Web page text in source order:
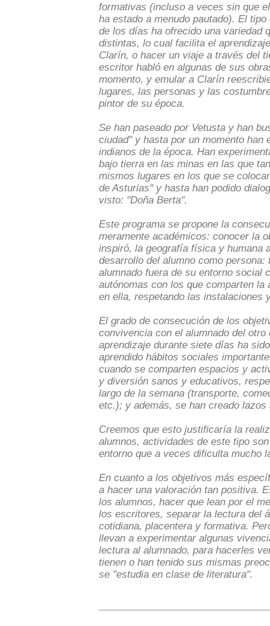
formativas (incluso a veces sin que
ha estado a menudo pautado). El
de los días ha ofrecido una variedad
distintas, lo cual facilita el
Clarín, o hacer un viaje a través del
escritor habló en algunas de sus
momento, y emular a Clarín
lugares, las personas y las
pintor de su época.
Se han paseado por Vetusta y han
ciudad" y hasta por un momento han
indianos de la época. Han
bajo tierra en las minas en las que
mismos lugares en los que se
de Asturias" y hasta han podido
visto: "Doña Berta".
Este programa se propone la
meramente académicos: conocer la
inspiró, la geografía física y humana
desarrollo del alumno como
alumnado fuera de su entorno social
autónomas con los que comparten
en ella, respetando las instalaciones
El grado de consecución de los
convivencia con el alumnado del
aprendizaje durante siete días ha
aprendido hábitos sociales
cuando se comparten espacios y
y diversión sanos y educativos,
largo de la semana (transporte,
etc.); y además, se han creado
Creemos que esto justificaría la
alumnos, actividades de este tipo
entorno que a veces dificulta mucho
En cuanto a los objetivos más
a hacer una valoración tan positiva.
los alumnos, hacer que lean por el
los escritores, separar la lectura del
cotidiana, placentera y formativa.
llevan a experimentar algunas
lectura al alumnado, para hacerles
tienen o han tenido sus mismas
se "estudia en clase de literatura".